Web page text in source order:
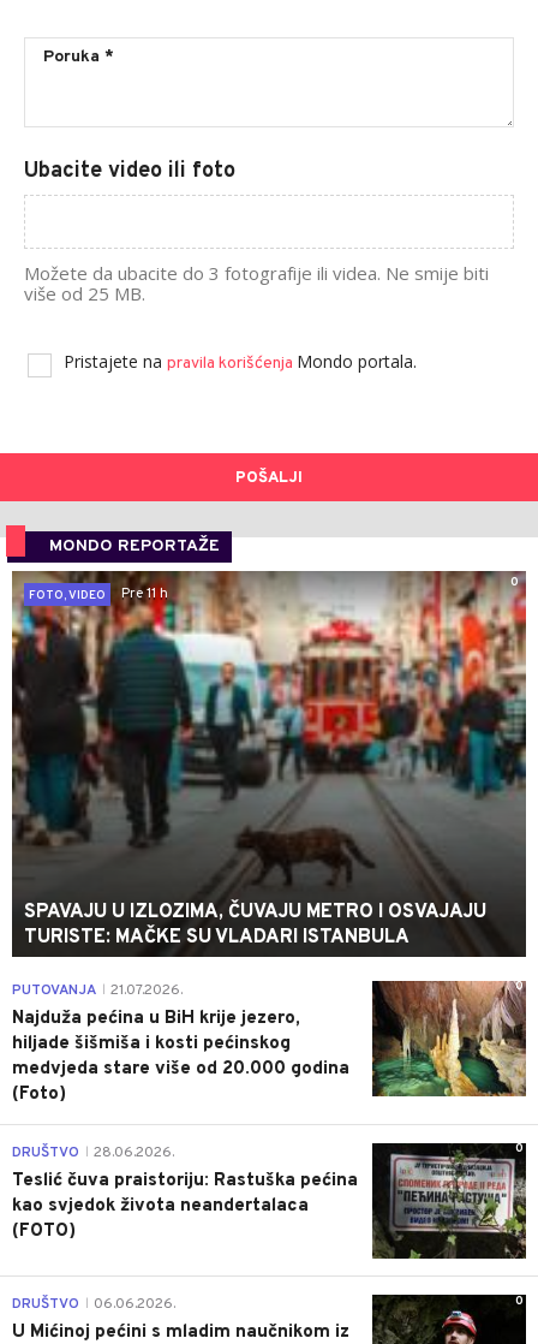
Ubacite video ili foto
Možete da ubacite do 3 fotografije ili videa. Ne smije biti
više od 25 MB.
Pristajete na pravila korišćenja Mondo portala.
POŠALJI
MONDO REPORTAŽE
0
FOTO, VIDEO
Pre 11 h
SPAVAJU U IZLOZIMA, ČUVAJU METRO I OSVAJAJU
TURISTE: MAČKE SU VLADARI ISTANBULA
0
PUTOVANJA 21.07.2026.
Najduža pećina u BiH krije jezero,
hiljade šišmiša i kosti pećinskog
medvjeda stare više od 20.000 godina
(Foto)
0
DRUŠTVO 28.06.2026.
Teslić čuva praistoriju: Rastuška pećina
kao svjedok života neandertalaca
(FOTO)
0
DRUŠTVO 06.06.2026.
U Mićinoj pećini s mladim naučnikom iz